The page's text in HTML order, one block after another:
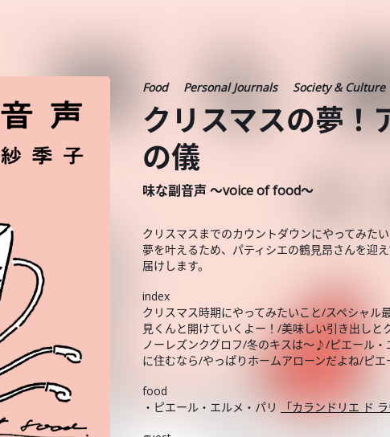
Food Personal Journals Society & Culture
クリスマスの夢！
の儀
味な副音声 ～voice of food～
クリスマスまでのカウントダウンにやってみた
夢を叶えるため、パティシエの鶴見昂さんを迎
届けします。
index
クリスマス時期にやってみたいこと/スペシャ
見くんと開けていくよー！/美味しい引き出し
ノーレズンクグロフ/冬のキスは～♪/ピエール
に住むなら/やっぱりホームアローンだよね/ピ
food
・ピエール・エルメ・パリ
「カランドリエ ド